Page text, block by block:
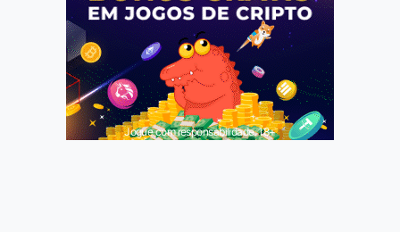
Jogue com responsabilidade. 18+